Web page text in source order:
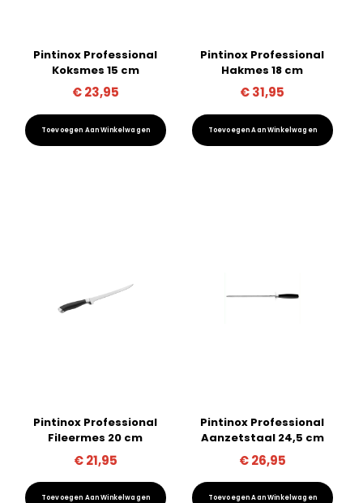
Pintinox Professional
Koksmes 15 cm
€23,95
Toevoegen Aan Winkelwagen
Pintinox Professional
Hakmes 18 cm
€31,95
Toevoegen Aan Winkelwagen
Pintinox Professional
Fileermes 20 cm
€21,95
Toevoegen Aan Winkelwagen
Pintinox Professional
Aanzetstaal 24,5 cm
€26,95
Toevoegen Aan Winkelwagen